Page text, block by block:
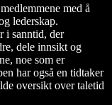
med å
lederskap.
i sanntid, der
dele innsikt og
noe som er
har også en tidtaker
oversikt over taletid